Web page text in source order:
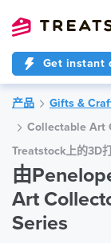
Get instant
产品 Gifts &
Collectable Art
Treatstock上的3D
由
Art
Series